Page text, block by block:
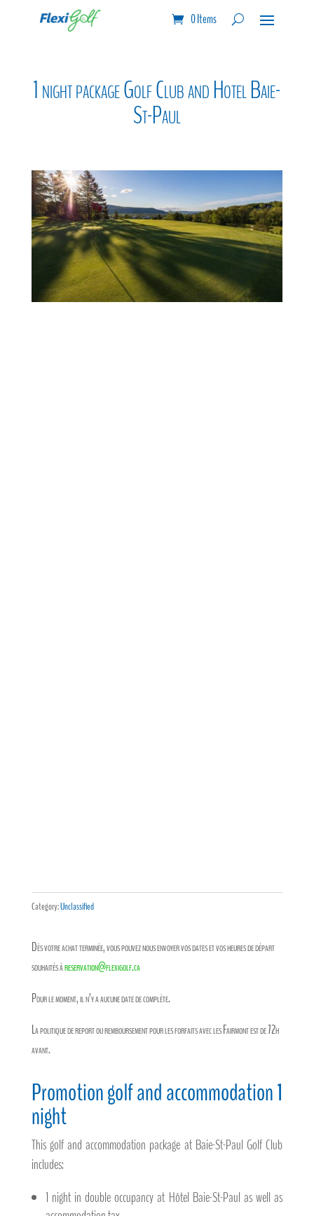
0 Items
1 night package Golf Club and Hotel Baie-
St-Paul
Category:Unclassified
Dès votre achat terminée, vous pouvez nous envoyer vos dates et vos heures de départ
souhaités àreservation@flexigolf.ca
Pour le moment, il n’y a aucune date de complète.
La politique de report ou remboursement pour les forfaits avec les Fairmont est de 72h
avant.
Promotion golf and accommodation 1
night
This golf and accommodation package at Baie-St-Paul Golf Club
includes:
1 night in double occupancy at Hôtel Baie-St-Paul as well as